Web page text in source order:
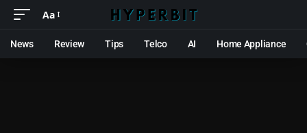
Aa
News Review Tips Telco AI Home Appliance